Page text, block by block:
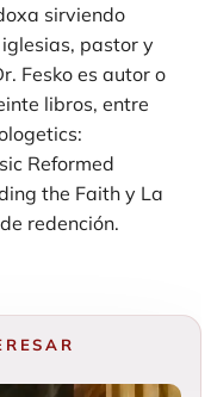
sirviendo
pastor y
Fesko es autor o
libros, entre
Reformed
the Faith y La
redención.